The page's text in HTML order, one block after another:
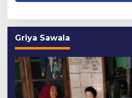
Griya Sawala